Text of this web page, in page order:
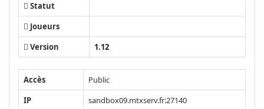
Statut
Joueurs
Version
1.12
Accès
Public
IP
sandbox09.mtxserv.fr:27140